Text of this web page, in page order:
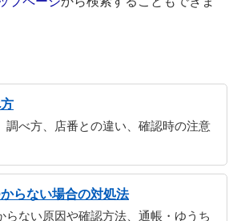
調べ方、店番との違い、確認時の注意
らない場合の対処法
らない原因や確認方法、通帳・ゆうち